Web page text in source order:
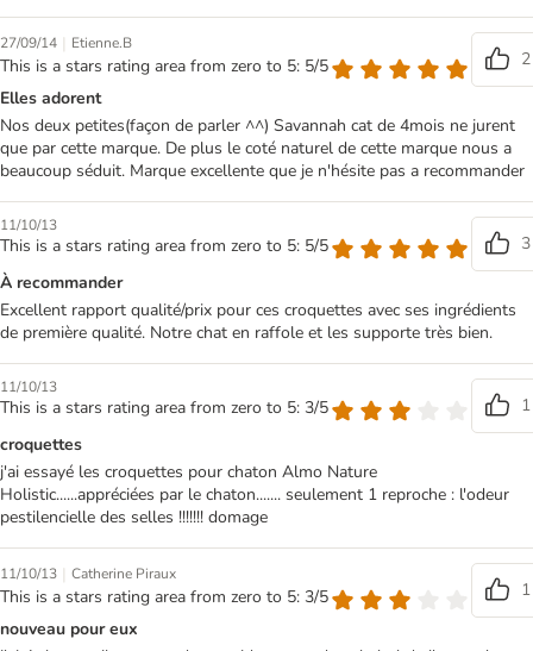
27/09/14 | Etienne.B
This is a stars rating area from zero to 5: 5/5
2
Elles adorent
Nos deux petites(façon de parler ^^) Savannah cat de 4mois ne jurent
que par cette marque. De plus le coté naturel de cette marque nous a
beaucoup séduit. Marque excellente que je n'hésite pas a recommander
11/10/13
This is a stars rating area from zero to 5: 5/5
3
À recommander
Excellent rapport qualité/prix pour ces croquettes avec ses ingrédients
de première qualité. Notre chat en raffole et les supporte très bien.
11/10/13
This is a stars rating area from zero to 5: 3/5
1
croquettes
j'ai essayé les croquettes pour chaton Almo Nature
Holistic......appréciées par le chaton....... seulement 1 reproche : l'odeur
pestilencielle des selles !!!!!!! domage
11/10/13 | Catherine Piraux
This is a stars rating area from zero to 5: 3/5
1
nouveau pour eux